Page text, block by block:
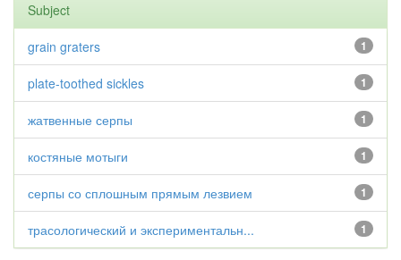
Subject
1
grain graters
1
plate-toothed sickles
1
жатвенные серпы
1
костяные мотыги
1
серпы со сплошным прямым лезвием
1
трасологический и экспериментальн...